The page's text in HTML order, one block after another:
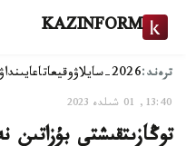
KAZINFORM
ترەند:2026-سايلاۋ وقيعا
13:40, 01 شىلدە 2023
توڭازىتقىشتى بۇزاتىن